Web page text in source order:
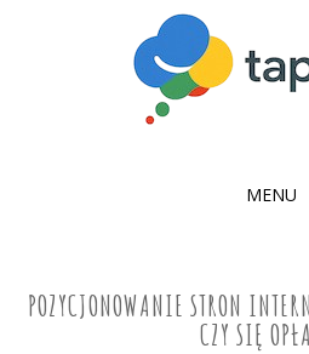
MENU
CONTENT
POZYCJONOWANIE STRON
CZY SIĘ